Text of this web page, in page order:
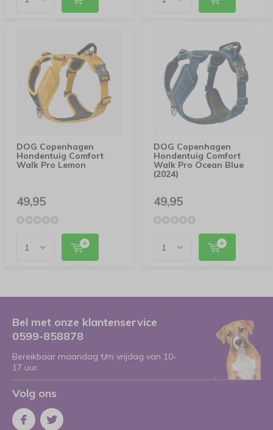
DOG Copenhagen
Hondentuig Comfort
Walk Pro Lemon
49,95
DOG Copenhagen
Hondentuig Comfort
Walk Pro Ocean Blue
(2024)
49,95
Bel met onze klantenservice
0599-858878
Bereikbaar maandag t/m vrijdag van 10-
17 uur.
Volg ons